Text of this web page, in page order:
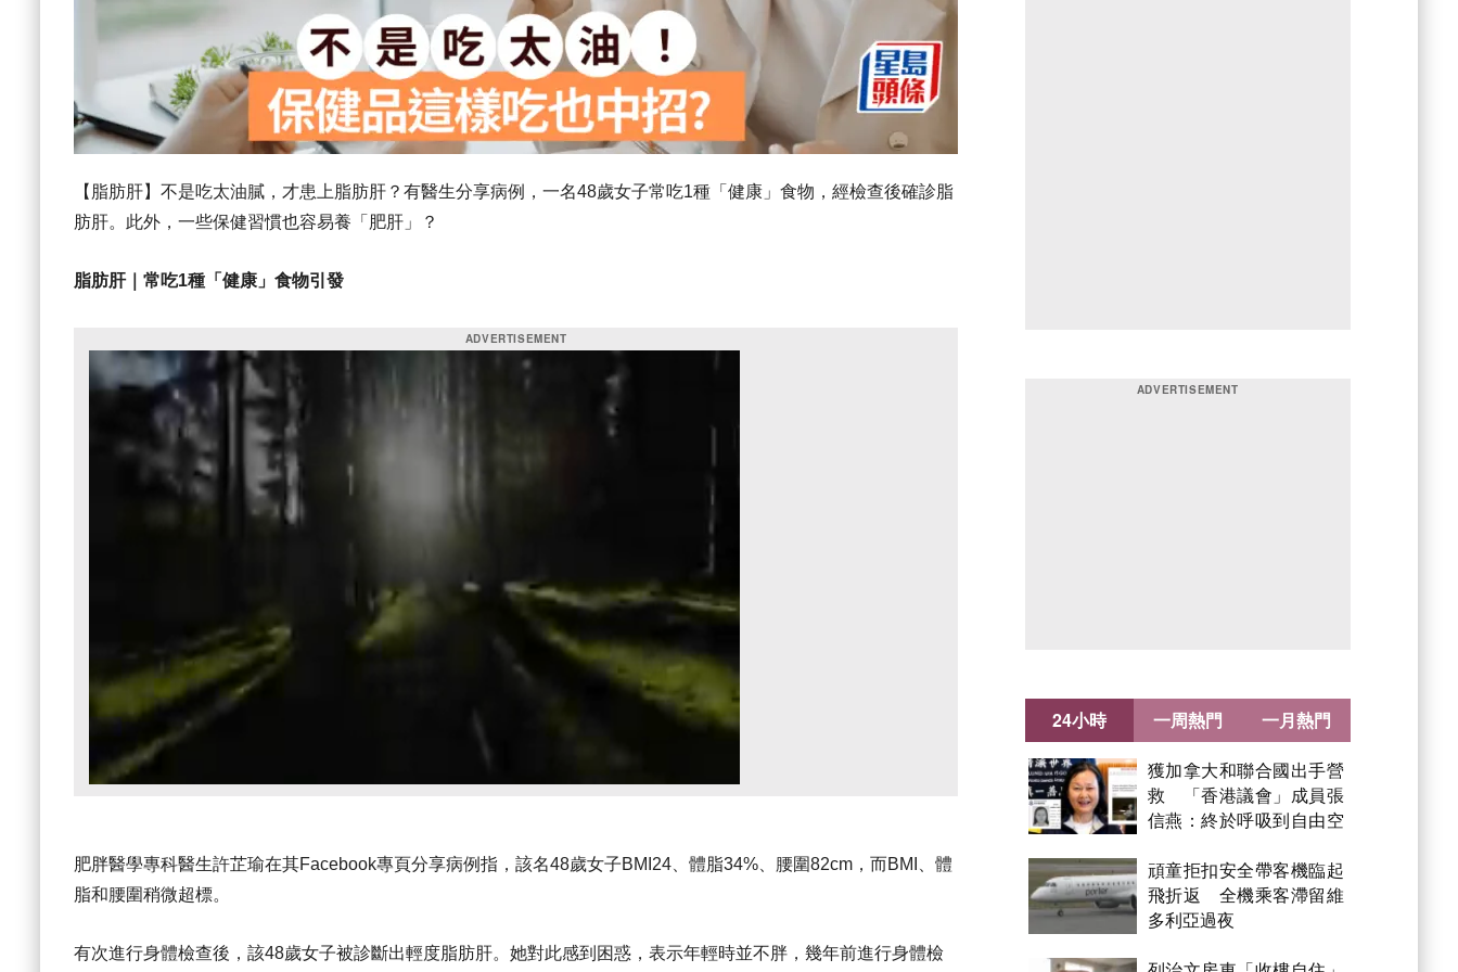
【脂肪肝】不是吃太油膩，才患上脂肪肝？有醫生分享病例，一名48歲女子常吃1種「健康」食物，經檢查後確診脂
肪肝。此外，一些保健習慣也容易養「肥肝」？
脂肪肝｜常吃1種「健康」食物引發
肥胖醫學專科醫生許芷瑜在其Facebook專頁分享病例指，該名48歲女子BMI24、體脂34%、腰圍82cm，而BMI、體
脂和腰圍稍微超標。
有次進行身體檢查後，該48歲女子被診斷出輕度脂肪肝。她對此感到困惑，表示年輕時並不胖，幾年前進行身體檢
24小時
獲加拿大和聯合國出手營
救 「香港議會」成員張
信燕：終於呼吸到自由空
頑童拒扣安全帶客機臨起
飛折返 全機乘客滯留維
多利亞過夜
一周熱門 一月熱門